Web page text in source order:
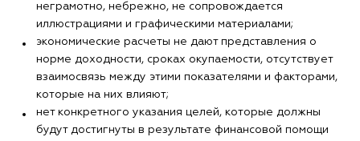
неграмотно, небрежно, не сопровождается
иллюстрациями и графическими материалами;
экономические расчеты не дают представления о
норме доходности, сроках окупаемости, отсутствует
взаимосвязь между этими показателями и факторами,
которые на них влияют;
нет конкретного указания целей, которые должны
будут достигнуты в результате финансовой помощи